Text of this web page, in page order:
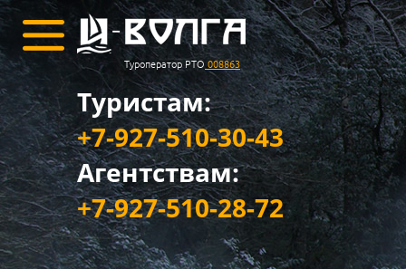
Туроператор РТО 008863
Туристам:
+7-927-510-30-43
Агентствам:
+7-927-510-28-72